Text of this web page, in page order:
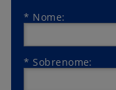
* Nome:
* Sobrenome: